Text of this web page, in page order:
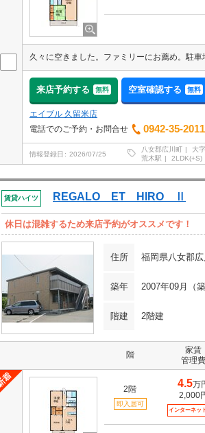
来店予約する 無料 空室確認する 無料
エイブル 久留米店
電話でのご予約・お問合せ
0942-35-2011
情報登録日 2026/07/25
八女郡広川町 大
荒木駅
2LDK(+S)
賃貸ハイツ REGALO ET HIRO Ⅱ
休日は混雑するため来店予約がオススメです！
住所
福岡県八女郡
築年 2007年09月（築
階建 2階建
階
家賃
管理費
2階
即入居可
4.5万
2,000
インターネッ